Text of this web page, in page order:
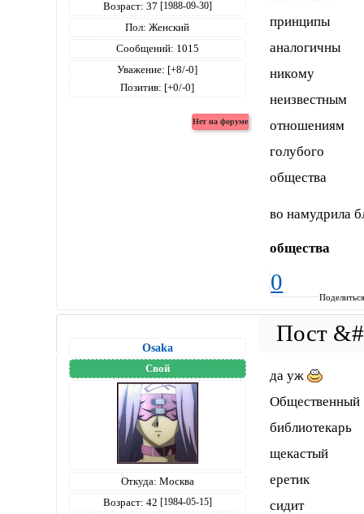
Возраст: 37 [1988-09-30]
Пол: Женский
Сообщений: 1015
Уважение: [+8/-0]
Позитив: [+0/-0]
принципы
аналогичны
никoму
неизвестным
отношениям
голубого
общества
во намудрила
общества
0
Osaka
Свой
Откуда: Москва
Возраст: 42 [1984-05-15]
да уж
Общественный
библиотекарь
щекастый
еретик
сидит